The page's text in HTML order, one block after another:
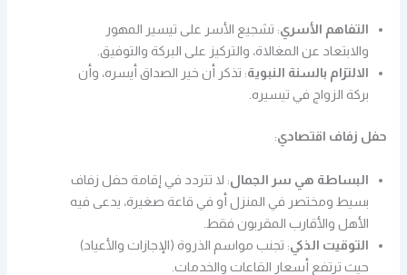
التفاهم الأسري: تشجيع الأسر على تيسير المهور
والابتعاد عن المغالاة، والتركيز على البركة والتوفيق.
الالتزام بالسنة النبوية: تذكر أن خير الصداق أيسره، وأن
بركة الزواج في تيسيره.
حفل زفاف اقتصادي:
البساطة هي سر الجمال: لا تتردد في إقامة حفل زفاف
بسيط ومختصر في المنزل أو في قاعة صغيرة، يدعى فيه
الأهل والأقارب المقربون فقط.
التوقيت الذكي: تجنب مواسم الذروة (الإجازات والأعياد)
حيث ترتفع أسعار القاعات والخدمات.